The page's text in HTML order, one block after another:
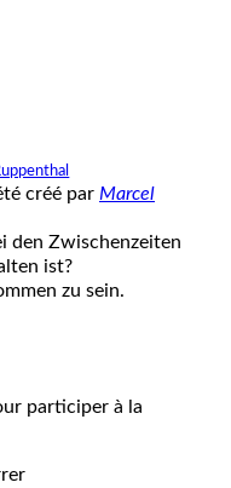
créé par Marcel
den Zwischenzeiten
ist?
zu sein.
participer à la